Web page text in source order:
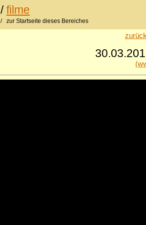
/filme
/ zur Startseite dieses Bereiches